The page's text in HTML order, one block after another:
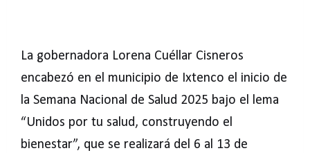
La gobernadora Lorena Cuéllar Cisneros
encabezó en el municipio de Ixtenco el inicio de
la Semana Nacional de Salud 2025 bajo el lema
“Unidos por tu salud, construyendo el
bienestar”, que se realizará del 6 al 13 de